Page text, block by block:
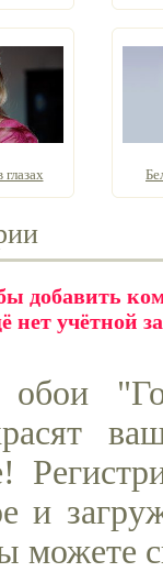
добавить
нет учётной
обои
и
можете